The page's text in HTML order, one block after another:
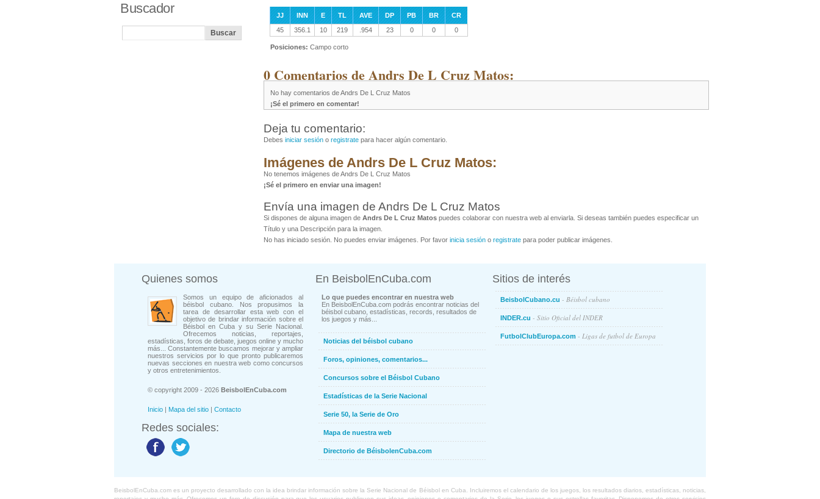
JJ INN E TL AVE DP PB BR
CR
45
356.1 10 219 .954 23 0 0 0
Posiciones: Campo corto
0 Comentarios de Andrs De L Cruz Matos:
No hay comentarios de Andrs De L Cruz Matos
¡Sé el primero en comentar!
Deja tu comentario:
Debes iniciar sesión o registrate para hacer algún comentario.
Imágenes de Andrs De L Cruz Matos:
No tenemos imágenes de Andrs De L Cruz Matos
¡Sé el primero en enviar una imagen!
Envía una imagen de Andrs De L Cruz Matos
Si dispones de alguna imagen de Andrs De L Cruz Matos puedes colaborar con nuestra web al enviarla. Si deseas también puedes especificar un
Título y una Descripción para la imagen.
No has iniciado sesión. No puedes enviar imágenes. Por favor inicia sesión o registrate para poder publicar imágenes.
Buscador
Quienes somos
Somos un equipo de aficionados al
béisbol cubano. Nos propusimos la
tarea de desarrollar esta web con el
objetivo de brindar información sobre el
Béisbol en Cuba y su Serie Nacional.
Ofrecemos noticias, reportajes,
estadísticas, foros de debate, juegos online y mucho
más... Constantemente buscamos mejorar y ampliar
nuestros servicios por lo que pronto publicaremos
nuevas secciones en nuestra web como concursos
y otros entretenimientos.
© copyright 2009 - 2026 BeisbolEnCuba.com
Inicio | Mapa del sitio | Contacto
Redes sociales:
En BeisbolEnCuba.com
Lo que puedes encontrar en nuestra web
En BeisbolEnCuba.com podrás encontrar noticias del
béisbol cubano, estadísticas, records, resultados de
los juegos y más...
Noticias del béisbol cubano
Foros, opiniones, comentarios...
Concursos sobre el Béisbol Cubano
Estadísticas de la Serie Nacional
Serie 50, la Serie de Oro
Mapa de nuestra web
Directorio de BéisbolenCuba.com
Sitios de interés
BeisbolCubano.cu - Béisbol cubano
INDER.cu - Sitio Oficial del INDER
FutbolClubEuropa.com - Ligas de futbol de Europa
BeisbolEnCuba.com es un proyecto desarrollado con la idea brindar información sobre la Serie Nacional de Béisbol en Cuba. Incluiremos el calendario de los juegos, los resultados diarios, estadísticas, noticias,